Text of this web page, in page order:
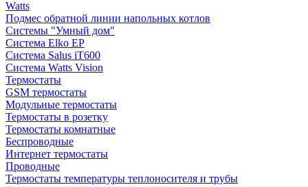
Watts
Подмес обратной линии напольных котлов
Системы "Умный дом"
Система Elko EP
Система Salus iT600
Система Watts Vision
Термостаты
GSM термостаты
Модульные термостаты
Термостаты в розетку
Термостаты комнатные
Беспроводные
Интернет термостаты
Проводные
Термостаты температуры теплоносителя и трубы